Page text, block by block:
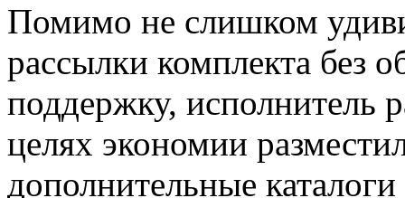
Помимо не слишком
рассылки комплекта без
поддержку, исполнитель
целях экономии
дополнительные